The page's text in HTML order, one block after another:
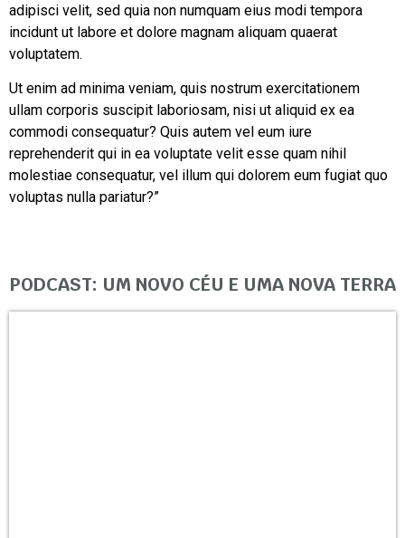
adipisci velit, sed quia non numquam eius modi tempora
incidunt ut labore et dolore magnam aliquam quaerat
voluptatem.
Ut enim ad minima veniam, quis nostrum exercitationem
ullam corporis suscipit laboriosam, nisi ut aliquid ex ea
commodi consequatur? Quis autem vel eum iure
reprehenderit qui in ea voluptate velit esse quam nihil
molestiae consequatur, vel illum qui dolorem eum fugiat quo
voluptas nulla pariatur?”
PODCAST: UM NOVO CÉU E UMA NOVA TERRA